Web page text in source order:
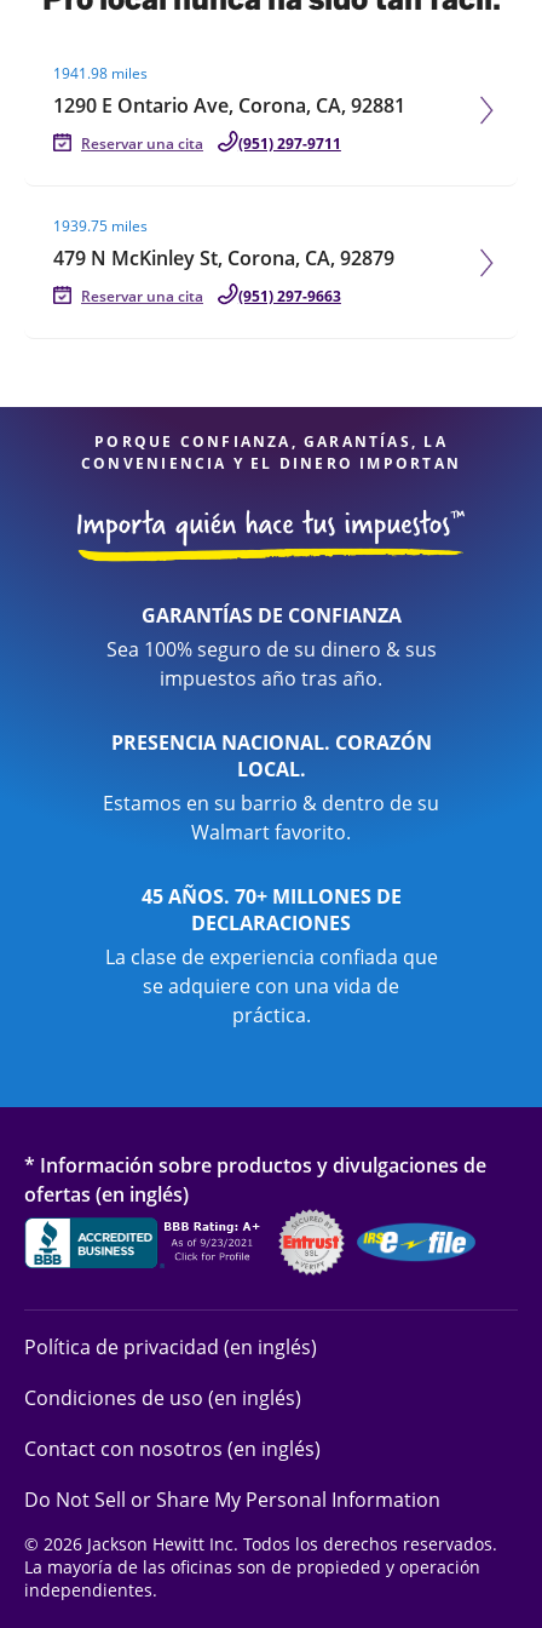
1941.98 miles
1290 E Ontario Ave, Corona, CA, 92881
Reservar una cita (951) 297-9711
1939.75 miles
479 N McKinley St, Corona, CA, 92879
Reservar una cita (951) 297-9663
PORQUE CONFIANZA, GARANTÍAS, LA
CONVENIENCIA Y EL DINERO IMPORTAN
GARANTÍAS DE CONFIANZA
Sea 100% seguro de su dinero & sus
impuestos año tras año.
PRESENCIA NACIONAL. CORAZÓN
LOCAL.
Estamos en su barrio & dentro de su
Walmart favorito.
45 AÑOS. 70+ MILLONES DE
DECLARACIONES
La clase de experiencia confiada que
se adquiere con una vida de
práctica.
* Información sobre productos y divulgaciones de
ofertas (en inglés)
Política de privacidad (en inglés)
Condiciones de uso (en inglés)
Contact con nosotros (en inglés)
Do Not Sell or Share My Personal Information
© 2026 Jackson Hewitt Inc. Todos los derechos reservados.
La mayoría de las oficinas son de propieded y operación
independientes.